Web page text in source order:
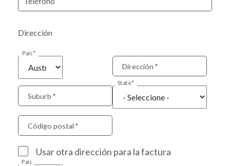
Dirección
País
Dirección
Suburb
State
Código postal
Usar otra dirección para la factura
País